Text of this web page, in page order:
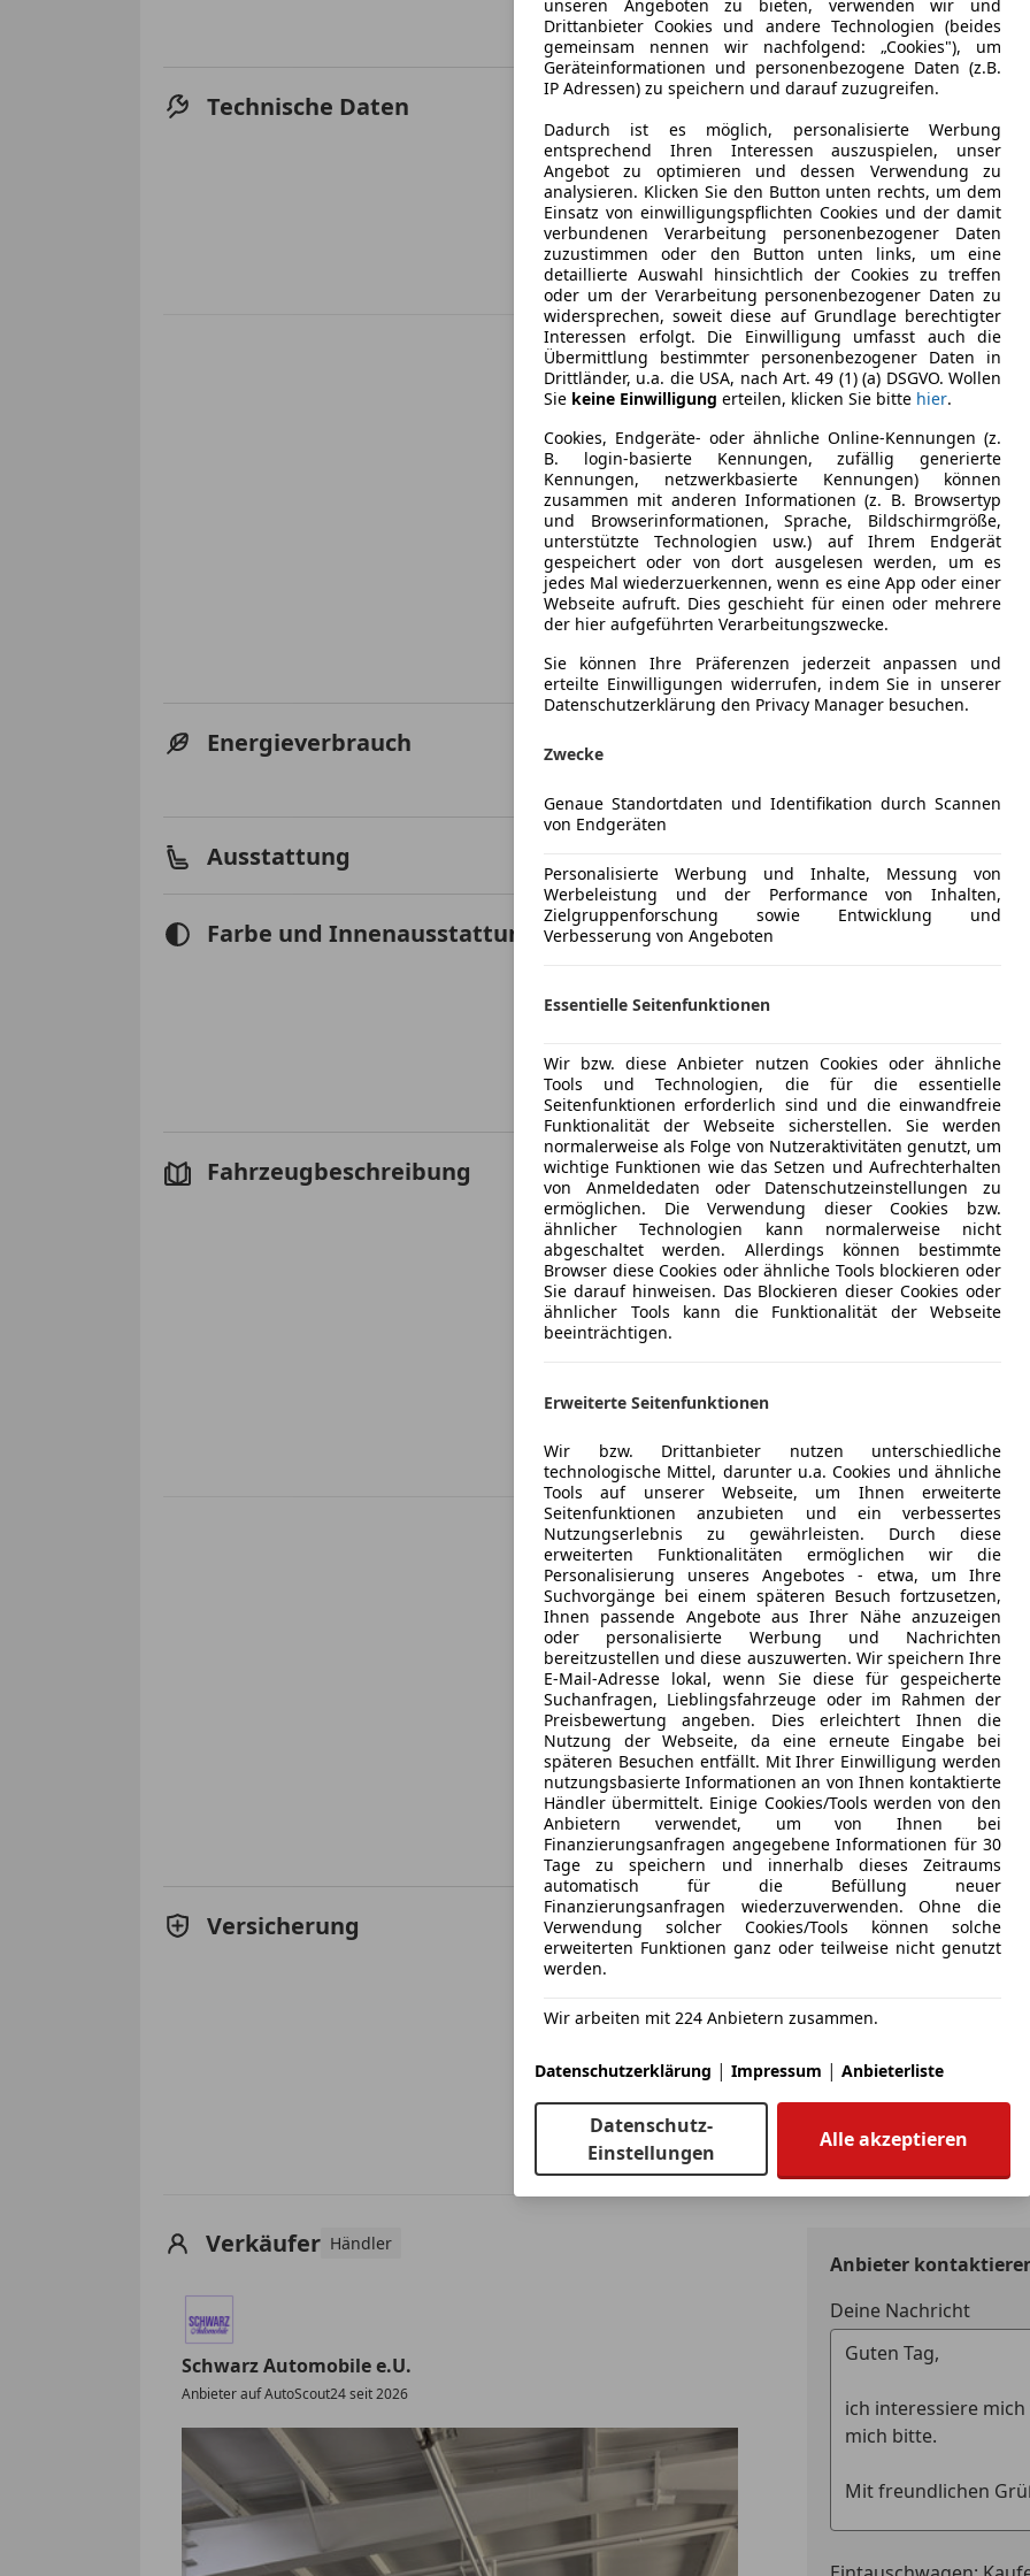
Nichtraucherfahrzeug
Ja
Technische Daten Leistung
478 kW
Getriebe
Hubraum
3 745 cm³
Zylinder
6
Leergewicht
2 080 kg
Energieverbrauch Schadstoffklasse
Ausstattung
Einparkhilfe
Elektrische
Elektrische
Getönte
Start/
Unterhaltung/Media
Android
Apple
Bluetooth
DAB-Radio
Radio
USB
W-Lan /
Sicherheit
ABS
Alarmanlage
ESP
LED-
LED-
Alufelgen
Farbe und Innenausstattung Außenfarbe
Lackierung
Farbe der Innenausstattung
Braun
Innenausstattung
Vollleder
Fahrzeugbeschreibung Ein herzliches Grüß Gott aus Salzburg!
Seit jeher die Speerspitze der Baureihe 911 und
Leistungsentfaltung und einfachen Handhabung:
992.1.
Es ist immer wieder erstaunlich, wie dieses
bringt. Ein Wagen der diametral verschiedenen
sportlich, nicht zu hart; schnell und doch
ankommen; schnelle Kurven oder doch lieber
oder auf die Passstraße? Alles machbar! Im
geschlossen.
Hier in der eleganten Farbkombination in
trüffelbraunem Leder-Interieur. Einfach fabelhaft!
Sonderausstattung:
Außenspiegel, elektrisch anklappbar, einstellbar
Ablagenpaket
Exclusive Design Heckleuchten
Burmester High-End Surround Sound
Exterieur-Paket lackiert in schwarz
GT-Sportlenkrad Leder mit Lenkradblende in
HomeLink (Garagentoröffner)
Lamellen Lufteinlassgitter lackiert in schwarz
PDLS+ abgedunkelt
Licht-Design-Paket
LED-Türprojektion „Porsche“
Liftsystem Vorderachse
Luftauslass- und Einlassblenden lackiert in schwarz
Modellbezeichnung lackiert
Nachtsichtassistent
PCCB (Keramikbremse)
Reifendichtmittel
Servolenkung Plus
Sicherheitsgurte trüffelbraun
Sitzheizung
Sitzbelüftung
Türeinstiegsblenden in Carbon matt
Vorrüstung Porsche Dashcam
Zifferblatt Drehzahlmesser und Sport Chrono
Inkl. frischem Service und verlängerter
Preis innerhalb Österreich: 304.600 €
Mehr anzeigen
Versicherung Kfz-Versicherung
Versicherungsschutz an Ihre Bedürfnisse
Freischaden-Gutschein ab Stufe 0
Auto einfach online versichern & Rabatt holen
Jetzt berechnen
Verkäufer Händler
Schwarz Automobile e.U.
Anbieter auf AutoScout24 seit 2026
Anbieter
Deine Nachricht
unseren Angeboten zu bieten, verwenden wir und
Drittanbieter Cookies und andere Technologien (beides
gemeinsam nennen wir nachfolgend: „Cookies"), um
Geräteinformationen und personenbezogene Daten (z.B.
IP Adressen) zu speichern und darauf zuzugreifen.
Dadurch ist es möglich, personalisierte Werbung
entsprechend Ihren Interessen auszuspielen, unser
Angebot zu optimieren und dessen Verwendung zu
analysieren. Klicken Sie den Button unten rechts, um dem
Einsatz von einwilligungspflichten Cookies und der damit
verbundenen Verarbeitung personenbezogener Daten
zuzustimmen oder den Button unten links, um eine
detaillierte Auswahl hinsichtlich der Cookies zu treffen
oder um der Verarbeitung personenbezogener Daten zu
widersprechen, soweit diese auf Grundlage berechtigter
Interessen erfolgt. Die Einwilligung umfasst auch die
Übermittlung bestimmter personenbezogener Daten in
Drittländer, u.a. die USA, nach Art. 49 (1) (a) DSGVO. Wollen
Sie keine Einwilligung erteilen, klicken Sie bitte hier.
Cookies, Endgeräte- oder ähnliche Online-Kennungen (z.
B. login-basierte Kennungen, zufällig generierte
Kennungen, netzwerkbasierte Kennungen) können
zusammen mit anderen Informationen (z. B. Browsertyp
und Browserinformationen, Sprache, Bildschirmgröße,
unterstützte Technologien usw.) auf Ihrem Endgerät
gespeichert oder von dort ausgelesen werden, um es
jedes Mal wiederzuerkennen, wenn es eine App oder einer
Webseite aufruft. Dies geschieht für einen oder mehrere
der hier aufgeführten Verarbeitungszwecke.
Sie können Ihre Präferenzen jederzeit anpassen und
erteilte Einwilligungen widerrufen, indem Sie in unserer
Datenschutzerklärung den Privacy Manager besuchen.
Zwecke
Genaue Standortdaten und Identifikation durch Scannen
von Endgeräten
Personalisierte Werbung und Inhalte, Messung von
Werbeleistung und der Performance von Inhalten,
Zielgruppenforschung sowie Entwicklung und
Verbesserung von Angeboten
Essentielle Seitenfunktionen
Wir bzw. diese Anbieter nutzen Cookies oder ähnliche
Tools und Technologien, die für die essentielle
Seitenfunktionen erforderlich sind und die einwandfreie
Funktionalität der Webseite sicherstellen. Sie werden
normalerweise als Folge von Nutzeraktivitäten genutzt, um
wichtige Funktionen wie das Setzen und Aufrechterhalten
von Anmeldedaten oder Datenschutzeinstellungen zu
ermöglichen. Die Verwendung dieser Cookies bzw.
ähnlicher Technologien kann normalerweise nicht
abgeschaltet werden. Allerdings können bestimmte
Browser diese Cookies oder ähnliche Tools blockieren oder
Sie darauf hinweisen. Das Blockieren dieser Cookies oder
ähnlicher Tools kann die Funktionalität der Webseite
beeinträchtigen.
Erweiterte Seitenfunktionen
Wir bzw. Drittanbieter nutzen unterschiedliche
technologische Mittel, darunter u.a. Cookies und ähnliche
Tools auf unserer Webseite, um Ihnen erweiterte
Seitenfunktionen anzubieten und ein verbessertes
Nutzungserlebnis zu gewährleisten. Durch diese
erweiterten Funktionalitäten ermöglichen wir die
Personalisierung unseres Angebotes - etwa, um Ihre
Suchvorgänge bei einem späteren Besuch fortzusetzen,
Ihnen passende Angebote aus Ihrer Nähe anzuzeigen
oder personalisierte Werbung und Nachrichten
bereitzustellen und diese auszuwerten. Wir speichern Ihre
E-Mail-Adresse lokal, wenn Sie diese für gespeicherte
Suchanfragen, Lieblingsfahrzeuge oder im Rahmen der
Preisbewertung angeben. Dies erleichtert Ihnen die
Nutzung der Webseite, da eine erneute Eingabe bei
späteren Besuchen entfällt. Mit Ihrer Einwilligung werden
nutzungsbasierte Informationen an von Ihnen kontaktierte
Händler übermittelt. Einige Cookies/Tools werden von den
Anbietern verwendet, um von Ihnen bei
Finanzierungsanfragen angegebene Informationen für 30
Tage zu speichern und innerhalb dieses Zeitraums
automatisch für die Befüllung neuer
Finanzierungsanfragen wiederzuverwenden. Ohne die
Verwendung solcher Cookies/Tools können solche
erweiterten Funktionen ganz oder teilweise nicht genutzt
werden.
Wir arbeiten mit 224 Anbietern zusammen.
Datenschutzerklärung | Impressum | Anbieterliste
Datenschutz-
Einstellungen
Alle akzeptieren